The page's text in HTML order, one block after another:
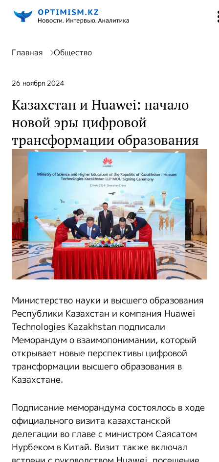
Главная Общество
26 ноября 2024
Казахстан и Huawei: начало
новой эры цифровой
трансформации образования
Министерство науки и высшего образования
Республики Казахстан и компания Huawei
Technologies Kazakhstan подписали
Меморандум о взаимопонимании, который
открывает новые перспективы цифровой
трансформации высшего образования в
Казахстане.
Подписание меморандума состоялось в ходе
официального визита казахстанской
делегации во главе с министром Саясатом
Нурбеком в Китай. Визит также включал